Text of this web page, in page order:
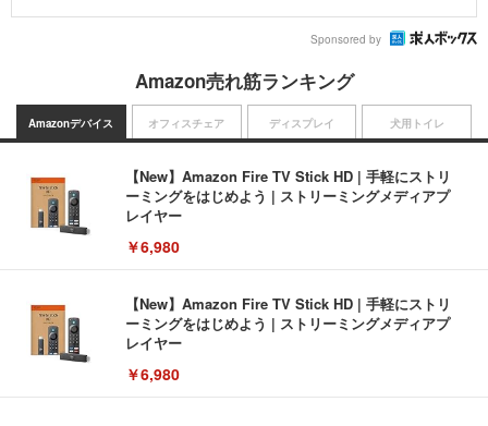
Sponsored by
Amazon売れ筋ランキング
Amazonデバイス
【New】Amazon Fire TV Stick HD | 手軽にストリ
ーミングをはじめよう | ストリーミングメディアプ
レイヤー
￥6,980
【New】Amazon Fire TV Stick HD | 手軽にストリ
ーミングをはじめよう | ストリーミングメディアプ
レイヤー
￥6,980
オフィスチェア ディスプレイ 犬用トイレ